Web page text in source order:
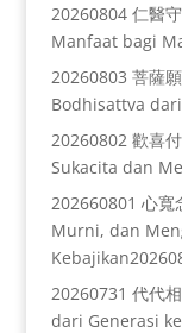
20260804 仁醫
Manfaat bagi
20260803 菩薩
Bodhisattva
20260802 歡喜
Sukacita dan
202660801 心
Murni, dan
20260731 代代
dari Generasi